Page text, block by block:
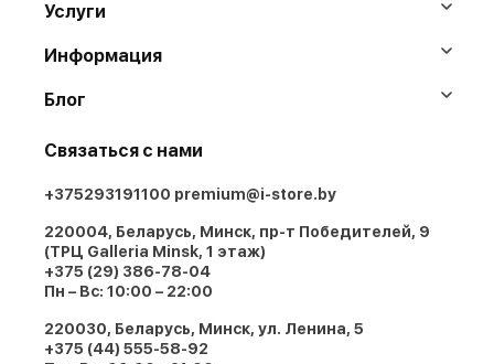
Услуги
Информация
Блог
Связаться с нами
+375293191100 premium@i-store.by
220004, Беларусь, Минск, пр-т Победителей, 9
(ТРЦ Galleria Minsk, 1 этаж)
+375 (29) 386-78-04
Пн – Вс: 10:00 – 22:00
220030, Беларусь, Минск, ул. Ленина, 5
+375 (44) 555-58-92